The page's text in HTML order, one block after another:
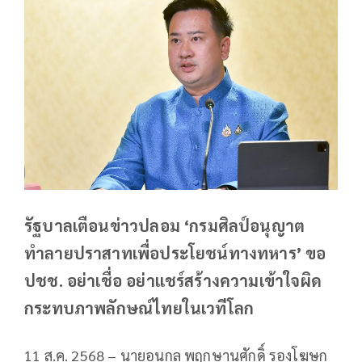
รัฐบาลเตือนข่าวปลอม ‘กรมศิลป์อนุญาต
ทำลายปราสาทเพื่อประโยชน์ทางทหาร’ ขอ
ปชช. อย่าเชื่อ อย่าแชร์สร้างความเข้าใจผิด
กระทบภาพลักษณ์ไทยในเวทีโลก
11 ส.ค. 2568 – นายอนุกูล พฤกษานุศักดิ์ รองโฆษก